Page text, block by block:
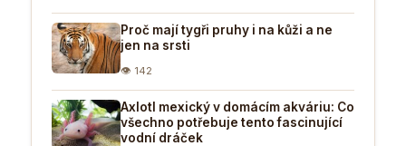
Proč mají tygři pruhy i na kůži a ne
jen na srsti
👁 142
Axlotl mexický v domácím akváriu: Co
všechno potřebuje tento fascinující
vodní dráček